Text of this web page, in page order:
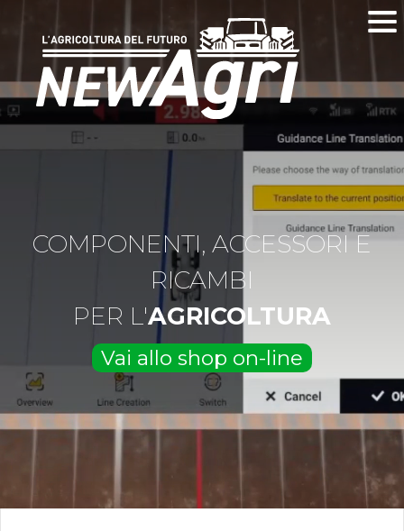
COMPONENTI, ACCESSORI E
RICAMBI
PER L'AGRICOLTURA
Vai allo shop on-line